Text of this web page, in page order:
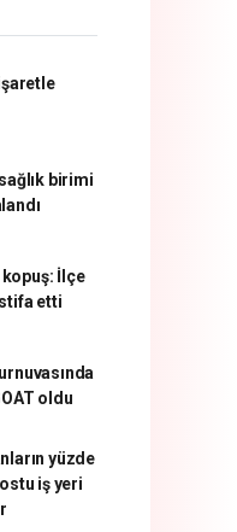
birimi
kopuş: İlçe
etti
oldu
yüzde
iş yeri